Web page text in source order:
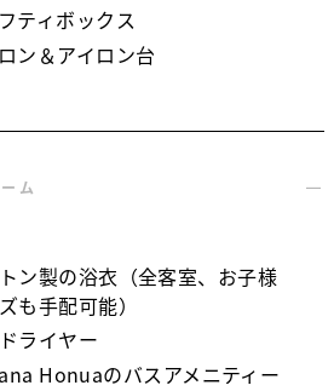
ティボックス
ン＆アイロン台
ム
ン製の浴衣（全客室、お子様
も手配可能）
ライヤー
Honuaのバスアメニティー